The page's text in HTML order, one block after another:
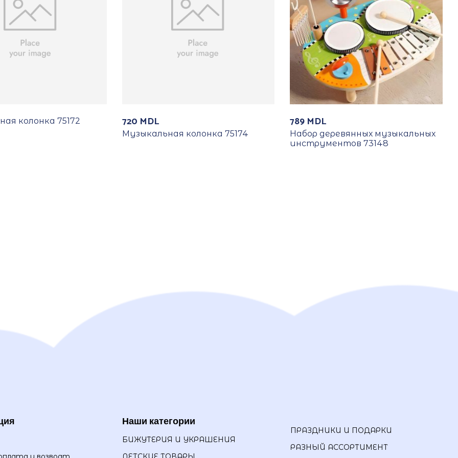
колонка 75172 720 MDL
Музыкальная колонка 75174
789 MDL
Набор деревянных музыкальных
инструментов 73148
Наши категории
БИЖУТЕРИЯ И УКРАШЕНИЯ
ПРАЗДНИКИ И ПОДАРКИ
РАЗНЫЙ АССОРТИМЕНТ